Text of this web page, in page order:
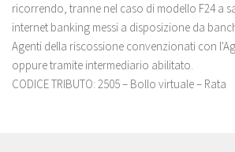
ricorrendo, tranne nel caso di modello F24 a
internet banking messi a disposizione da
Agenti della riscossione convenzionati con
oppure tramite intermediario abilitato.
CODICE TRIBUTO: 2505 – Bollo virtuale – Rata